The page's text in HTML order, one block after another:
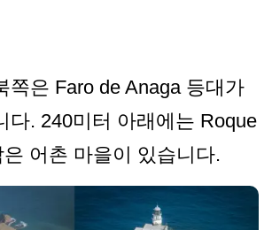
쪽은 Faro de Anaga 등대가
다. 240미터 아래에는 Roque
어촌 마을이 있습니다.